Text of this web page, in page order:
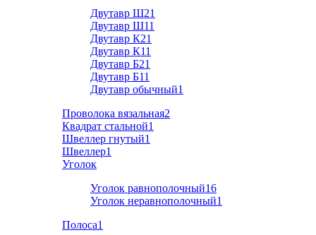
Двутавр Ш21
Двутавр Ш11
Двутавр К21
Двутавр К11
Двутавр Б21
Двутавр Б11
Двутавр обычный1
Проволока вязальная2
Квадрат стальной1
Швеллер гнутый1
Швеллер1
Уголок
Уголок равнополочный16
Уголок неравнополочный1
Полоса1